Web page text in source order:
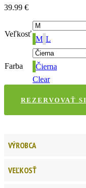
39.99 €
Veľkosť
M L
Farba
Čierna
Clear
REZERVOVAŤ
VÝROBCA
VEĽKOSŤ